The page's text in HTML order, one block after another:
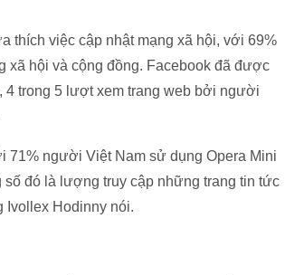
thích việc cập nhật mạng xã hội, với 69%
xã hội và cộng đồng. Facebook đã được
4 trong 5 lượt xem trang web bởi người
71% người Việt Nam sử dụng Opera Mini
số đó là lượng truy cập những trang tin tức
Ivollex Hodinny nói.